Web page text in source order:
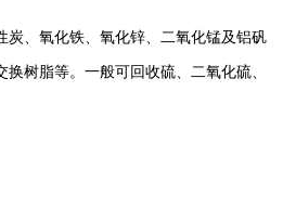
炭、氧化铁、氧化锌、二氧化锰及铝矾
树脂等。一般可回收硫、二氧化硫、